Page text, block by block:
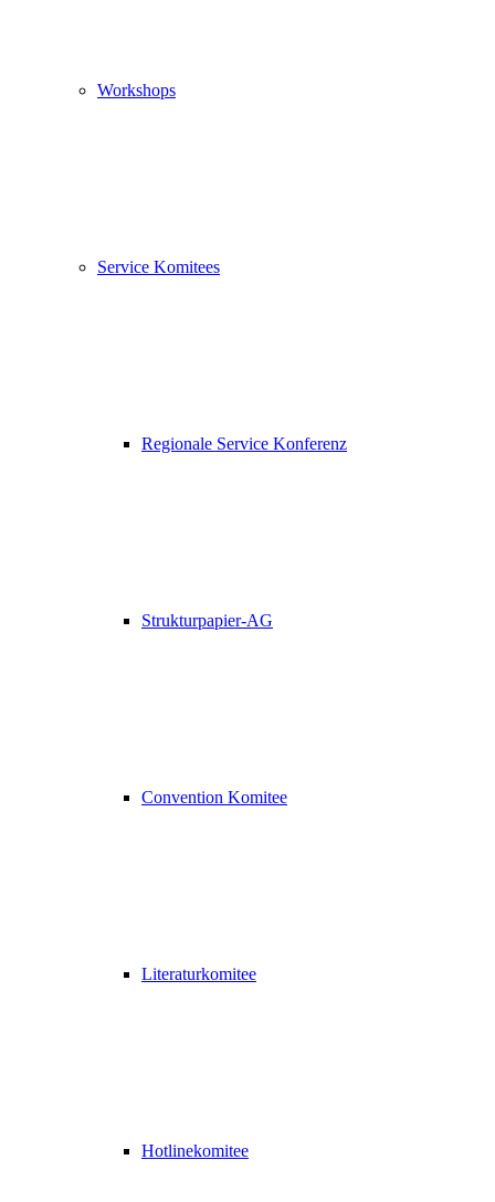
Workshops
Service Komitees
Regionale Service Konferenz
Strukturpapier-AG
Convention Komitee
Literaturkomitee
Hotlinekomitee